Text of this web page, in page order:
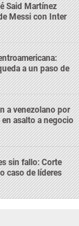
Said Martínez
Messi con Inter
a un paso de
a venezolano por
asalto a negocio
sin fallo: Corte
caso de líderes